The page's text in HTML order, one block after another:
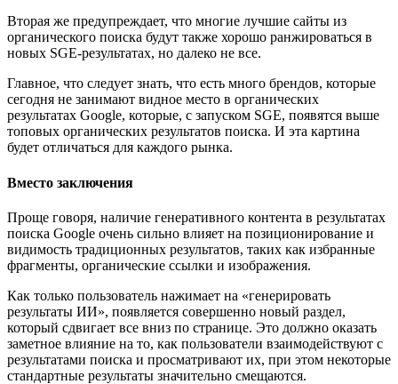
Вторая же предупреждает, что многие лучшие сайты из
органического поиска будут также хорошо ранжироваться в
новых SGE-результатах, но далеко не все.
Главное, что следует знать, что есть много брендов, которые
сегодня не занимают видное место в органических
результатах Google, которые, с запуском SGE, появятся выше
топовых органических результатов поиска. И эта картина
будет отличаться для каждого рынка.
Вместо заключения
Проще говоря, наличие генеративного контента в результатах
поиска Google очень сильно влияет на позиционирование и
видимость традиционных результатов, таких как избранные
фрагменты, органические ссылки и изображения.
Как только пользователь нажимает на «генерировать
результаты ИИ», появляется совершенно новый раздел,
который сдвигает все вниз по странице. Это должно оказать
заметное влияние на то, как пользователи взаимодействуют с
результатами поиска и просматривают их, при этом некоторые
стандартные результаты значительно смещаются.